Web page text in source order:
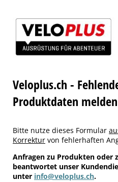
Veloplus.ch -
Produktdaten melden
Bitte nutze dieses Formular
Korrektur von fehlerhaften
Anfragen zu Produkten oder
beantwortet unser
unter info@veloplus.ch.